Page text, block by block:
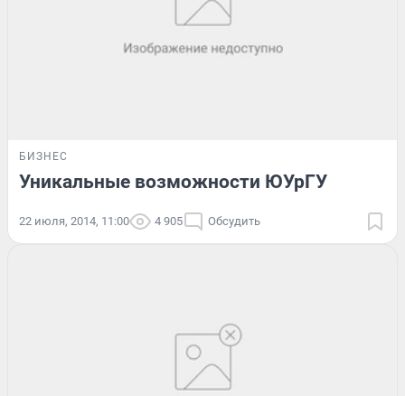
БИЗНЕС
Уникальные возможности ЮУрГУ
22 июля, 2014, 11:00 4 905 Обсудить